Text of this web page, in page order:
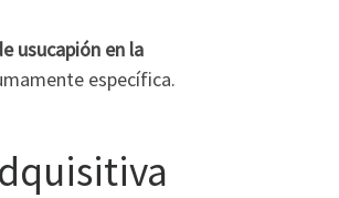
usucapión en la
específica.